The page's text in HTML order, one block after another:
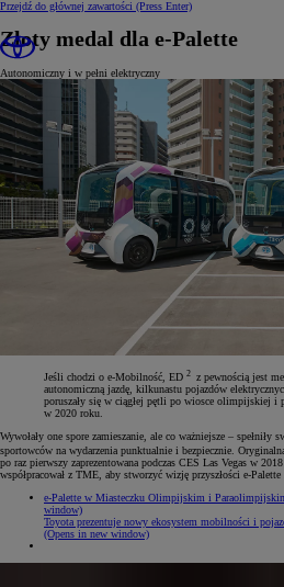
Przejdź do głównej zawartości (Press Enter)
Złoty medal dla e-Palette
Autonomiczny i w pełni elektryczny
Jeśli chodzi o e-Mobilność, ED 2 z pewnością jest
autonomiczną jazdę, kilkunastu pojazdów
poruszały się w ciągłej pętli po wiosce olimpijskiej
w 2020 roku.
Wywołały one spore zamieszanie, ale co ważniejsze – spełniły
sportowców na wydarzenia punktualnie i bezpiecznie.
po raz pierwszy zaprezentowana podczas CES Las Vegas w
współpracował z TME, aby stworzyć wizję przyszłości e-
e-Palette w Miasteczku Olimpijskim i
window)
Toyota prezentuje nowy ekosystem mobilności i
(Opens in new window)